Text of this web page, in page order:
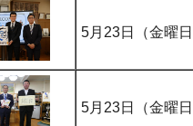
5月23日（金曜日
5月23日（金曜日